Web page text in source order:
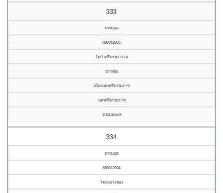
333
ธรรมยุต
680012005
วัดป่าศรีธรรมาราม
ปากพูน
เมืองนครศรีธรรมราช
นครศรีธรรมราช
2 ดอนทะเล
334
ธรรมยุต
680012004
วัดมะม่วงทอง